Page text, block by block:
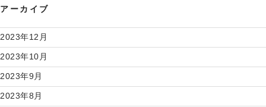
アーカイブ
2023年12月
2023年10月
2023年9月
2023年8月